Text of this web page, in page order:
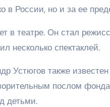
в России, но и за ее
в театре. Он стал
несколько спектаклей.
Устюгов также
послом
детьми.